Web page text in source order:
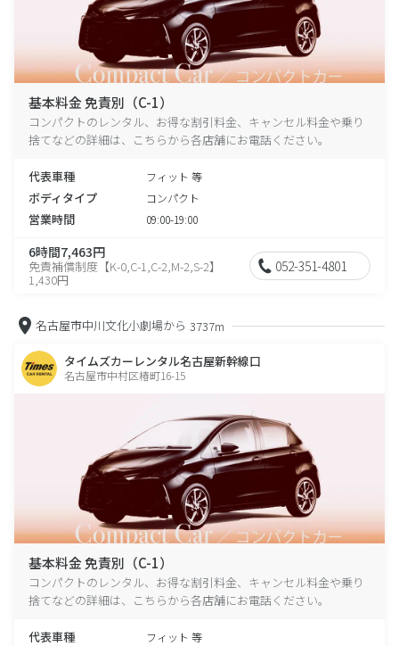
基本料金 免責別（C-1）
コンパクトのレンタル、お得な割引料金、キャンセル料金や乗り
捨てなどの詳細は、こちらから各店舗にお電話ください。
代表車種 フィット 等
ボディタイプ コンパクト
営業時間 09:00-19:00
6時間7,463円
免責補償制度【K-0,C-1,C-2,M-2,S-2】
1,430円
052-351-4801
名古屋市中川文化小劇場から 3737m
タイムズカーレンタル名古屋新幹線口
名古屋市中村区椿町16-15
基本料金 免責別（C-1）
コンパクトのレンタル、お得な割引料金、キャンセル料金や乗り
捨てなどの詳細は、こちらから各店舗にお電話ください。
代表車種 フィット 等